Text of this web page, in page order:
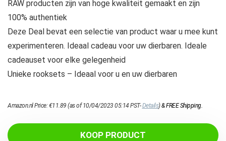
RAW producten zijn van hoge kwaliteit gemaakt en zijn
100% authentiek
Deze Deal bevat een selectie van product waar u mee kunt
experimenteren. Ideaal cadeau voor uw dierbaren. Ideale
cadeauset voor elke gelegenheid
Unieke rooksets – Ideaal voor u en uw dierbaren
Amazon.nl Price:€11.89 (as of 10/04/2023 05:14 PST-Details)&FREE Shipping.
KOOP PRODUCT